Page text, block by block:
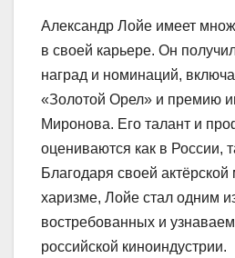
Александр Лойе имеет
в своей карьере. Он
наград и номинаций,
«Золотой Орел» и премию
Миронова. Его талант и
оцениваются как в России,
Благодаря своей актёрской
харизме, Лойе стал одним
востребованных и
российской киноиндустрии.